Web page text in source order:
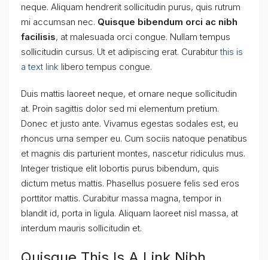
neque. Aliquam hendrerit sollicitudin purus, quis rutrum
mi accumsan nec. Quisque bibendum orci ac nibh
facilisis, at malesuada orci congue. Nullam tempus
sollicitudin cursus. Ut et adipiscing erat. Curabiturthis is
a text link libero tempus congue.
Duis mattis laoreet neque, et ornare neque sollicitudin
at. Proin sagittis dolor sed mi elementum pretium.
Donec et justo ante. Vivamus egestas sodales est, eu
rhoncus urna semper eu. Cum sociis natoque penatibus
et magnis dis parturient montes, nascetur ridiculus mus.
Integer tristique elit lobortis purus bibendum, quis
dictum metus mattis. Phasellus posuere felis sed eros
porttitor mattis. Curabitur massa magna, tempor in
blandit id, porta in ligula. Aliquam laoreet nisl massa, at
interdum mauris sollicitudin et.